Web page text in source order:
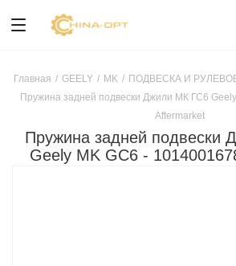
Главная / GEELY / MK / ПОДВЕСКА И
Пружина задней подвески Джили МК ГС6
Aftermarket
Пружина задней подвески
Geely MK GC6 -